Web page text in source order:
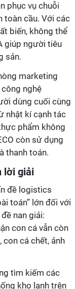
phục vụ chuỗi
toàn cầu. Với các
biến, không thể
giúp người tiêu
sản.
marketing
nghệ
dùng cuối cùng
nhật kí cạnh tác
phẩm không
còn sử dụng
thanh toán.
lời giải
đề logistics
toán” lớn đối với
nan giải:
con cá vẫn còn
cá chết, ảnh
tìm kiếm các
kho lạnh trên